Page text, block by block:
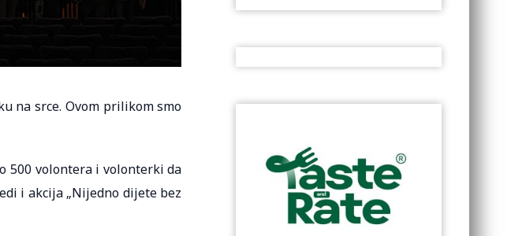
na srce. Ovom prilikom smo
500 volontera i volonterki da
i akcija „Nijedno dijete bez